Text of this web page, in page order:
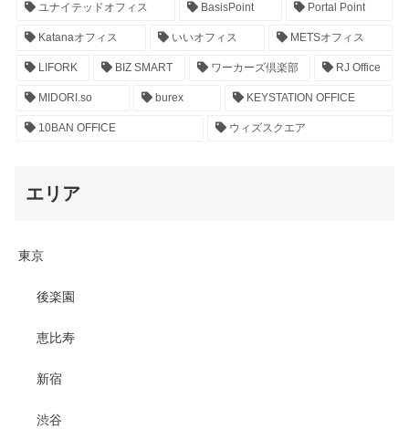
ユナイテッドオフィス BasisPoint Portal Point
Katanaオフィス いいオフィス METSオフィス
LIFORK BIZ SMART ワーカーズ倶楽部 RJ Office
MIDORI.so burex KEYSTATION OFFICE
10BAN OFFICE ウィズスクエア
エリア
東京
後楽園
恵比寿
新宿
渋谷